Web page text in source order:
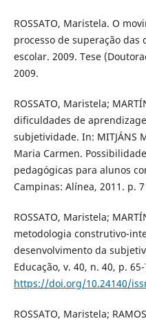
ROSSATO, Maristela. O
processo de superação
escolar. 2009. Tese
2009.
ROSSATO, Maristela;
dificuldades de
subjetividade. In: MITJÁNS
Maria Carmen.
pedagógicas para alunos
Campinas: Alínea, 2011. p.
ROSSATO, Maristela;
metodologia construtivo-
desenvolvimento da
Educação, v. 40, n. 40, p.
https://doi.org/10.24140/
ROSSATO, Maristela;